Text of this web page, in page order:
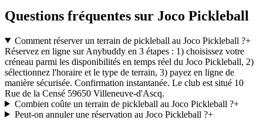
Questions fréquentes sur Joco Pickleball
Comment réserver un terrain de pickleball au Joco Pickleball ?+
Réservez en ligne sur Anybuddy en 3 étapes : 1) choisissez votre
créneau parmi les disponibilités en temps réel du Joco Pickleball, 2)
sélectionnez l'horaire et le type de terrain, 3) payez en ligne de
manière sécurisée. Confirmation instantanée. Le club est situé 10
Rue de la Censé 59650 Villeneuve-d'Ascq.
Combien coûte un terrain de pickleball au Joco Pickleball ?+
Peut-on annuler une réservation au Joco Pickleball ?+